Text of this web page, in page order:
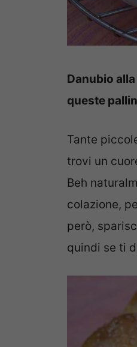
Danubio
queste
Tante
trovi un
Beh
colazione,
però,
quindi se ti